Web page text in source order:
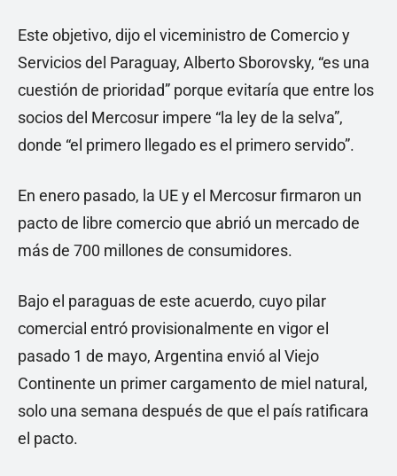
Este objetivo, dijo el viceministro de Comercio y
Servicios del Paraguay, Alberto Sborovsky, “es una
cuestión de prioridad” porque evitaría que entre los
socios del Mercosur impere “la ley de la selva”,
donde “el primero llegado es el primero servido”.
En enero pasado, la UE y el Mercosur firmaron un
pacto de libre comercio que abrió un mercado de
más de 700 millones de consumidores.
Bajo el paraguas de este acuerdo, cuyo pilar
comercial entró provisionalmente en vigor el
pasado 1 de mayo, Argentina envió al Viejo
Continente un primer cargamento de miel natural,
solo una semana después de que el país ratificara
el pacto.